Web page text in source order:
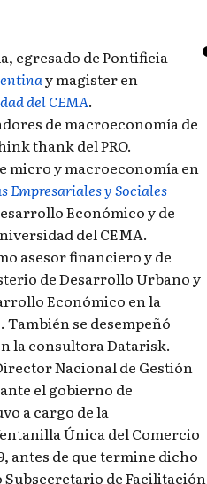
egresado de Pontificia
y magister en
del CEMA.
de macroeconomía de
thank del PRO.
micro y macroeconomía en
Empresariales y Sociales
Económico y de
del CEMA.
asesor financiero y de
de Desarrollo Urbano y
Económico en la
También se desempeñó
la consultora Datarisk.
Nacional de Gestión
el gobierno de
a cargo de la
Única del Comercio
antes de que termine dicho
de Facilitación